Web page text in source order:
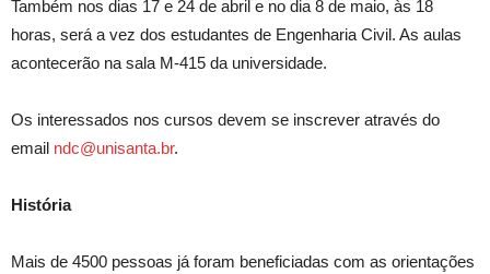
Também nos dias 17 e 24 de abril e no dia 8 de maio, às 18
horas, será a vez dos estudantes de Engenharia Civil. As aulas
acontecerão na sala M-415 da universidade.
Os interessados nos cursos devem se inscrever através do
email ndc@unisanta.br.
História
Mais de 4500 pessoas já foram beneficiadas com as orientações